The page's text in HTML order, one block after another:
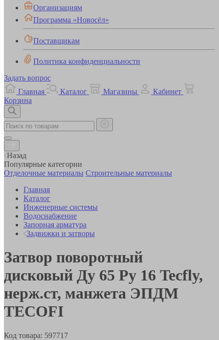
Организациям
Программа «Новосёл»
Поставщикам
Политика конфиденциальности
Задать вопрос
Главная
Каталог Магазины
Кабинет
Корзина
Назад
Популярные категории
Отделочные материалы Строительные материалы
Главная
Каталог
Инженерные системы
Водоснабжение
Запорная арматура
Задвижки и затворы
Затвор поворотный
дисковый Ду 65 Ру 16 Tecfly,
нерж.ст, манжета ЭПДМ
TECOFI
Код товара: 597717